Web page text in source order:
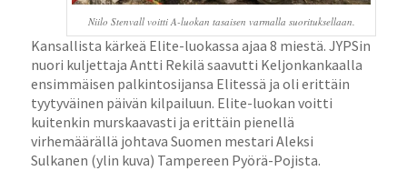
Niilo Stenvall voitti A-luokan tasaisen varmalla suorituksellaan.
Kansallista kärkeä Elite-luokassa ajaa 8 miestä. JYPSin
nuori kuljettaja Antti Rekilä saavutti Keljonkankaalla
ensimmäisen palkintosijansa Elitessä ja oli erittäin
tyytyväinen päivän kilpailuun. Elite-luokan voitti
kuitenkin murskaavasti ja erittäin pienellä
virhemäärällä johtava Suomen mestari Aleksi
Sulkanen (ylin kuva) Tampereen Pyörä-Pojista.